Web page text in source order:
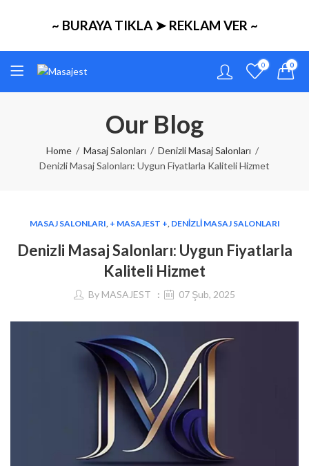
~ BURAYA TIKLA ➤ REKLAM VER ~
0 0
Our Blog
Home Masaj Salonları
Denizli Masaj Salonları
Denizli Masaj Salonları: Uygun Fiyatlarla Kaliteli Hizmet
MASAJ SALONLARI, + MASAJEST +, DENIZLI MASAJ SALONLARI
Denizli Masaj Salonları: Uygun Fiyatlarla
Kaliteli Hizmet
By MASAJEST 07 Şub, 2025